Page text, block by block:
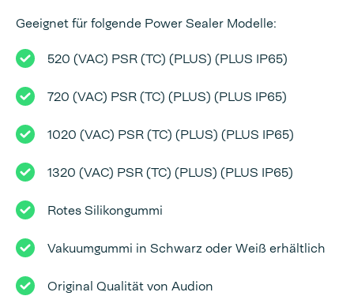
Geeignet für folgende Power Sealer Modelle:
520 (VAC) PSR (TC) (PLUS) (PLUS IP65)
720 (VAC) PSR (TC) (PLUS) (PLUS IP65)
1020 (VAC) PSR (TC) (PLUS) (PLUS IP65)
1320 (VAC) PSR (TC) (PLUS) (PLUS IP65)
Rotes Silikongummi
Vakuumgummi in Schwarz oder Weiß erhältlich
Original Qualität von Audion